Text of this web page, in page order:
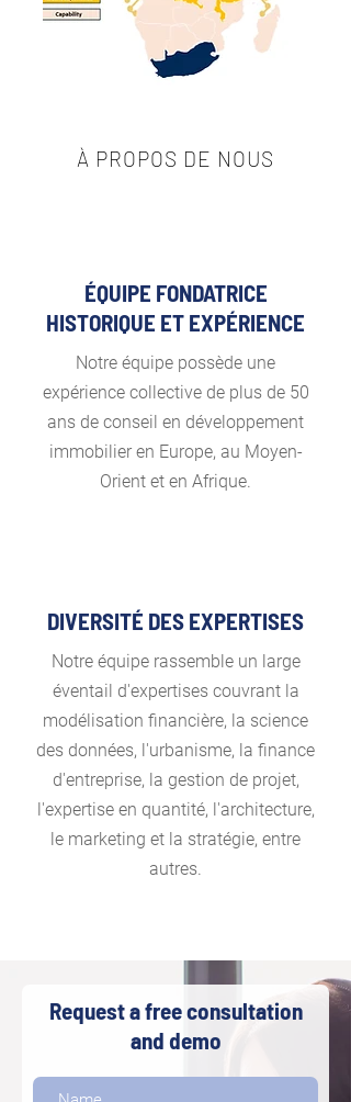
À PROPOS DE NOUS
ÉQUIPE FONDATRICE
HISTORIQUE ET EXPÉRIENCE
Notre équipe possède une
expérience collective de plus de 50
ans de conseil en développement
immobilier en Europe, au Moyen-
Orient et en Afrique.
DIVERSITÉ DES EXPERTISES
Notre équipe rassemble un large
éventail d'expertises couvrant la
modélisation financière, la science
des données, l'urbanisme, la finance
d'entreprise, la gestion de projet,
l'expertise en quantité, l'architecture,
le marketing et la stratégie, entre
autres.
Request a free consultation
and demo